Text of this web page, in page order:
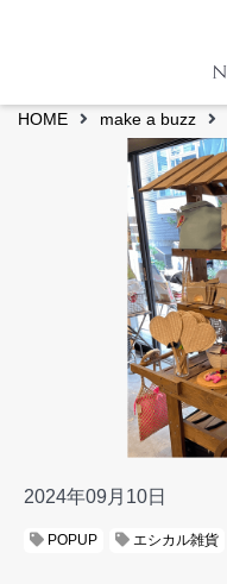
HOME make a buzz
2024年09月10日
POPUP エシカル雑貨